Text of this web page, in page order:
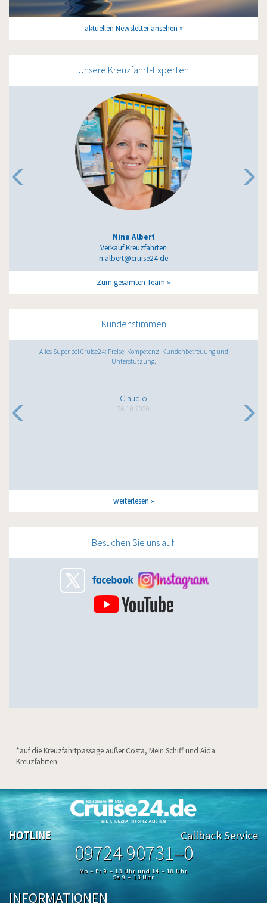
aktuellen Newsletter ansehen
Unsere Kreuzfahrt-Experten
Nina Albert
Verkauf Kreuzfahrten
n.albert@cruise24.de
Zum gesamten Team
Kundenstimmen
Alles Super bei Cruise24: Preise, Kompetenz, Kundenbetreuung und
Unterstützung.
Claudio
26.10.2020
weiterlesen
Besuchen Sie uns auf:
*auf die Kreuzfahrtpassage außer Costa, Mein Schiff und Aida
Kreuzfahrten
HOTLINE Callback Service
09724 90731–0
Mo – Fr 9 – 13 Uhr und 14 – 18 Uhr
Sa 9 – 13 Uhr
INFORMATIONEN